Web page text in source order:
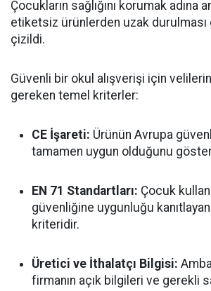
Çocukların sağlığını korumak adına
etiketsiz ürünlerden uzak durulması
çizildi.
Güvenli bir okul alışverişi için
gereken temel kriterler:
CE İşareti: Ürünün Avrupa
tamamen uygun olduğunu
EN 71 Standartları: Çocuk
güvenliğine uygunluğu
kriteridir.
Üretici ve İthalatçı Bilgisi:
firmanın açık bilgileri ve gerekli